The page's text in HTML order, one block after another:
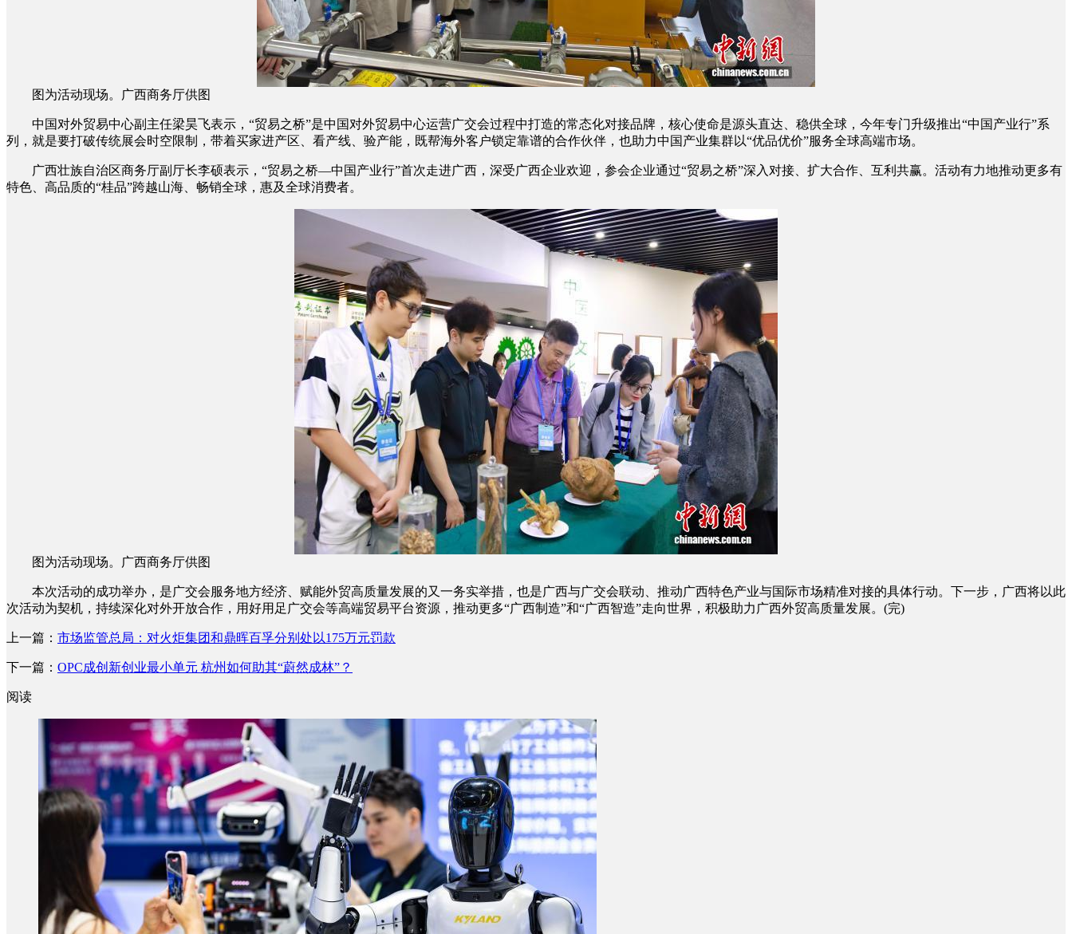
图为活动现场。广西商务厅供图
中国对外贸易中心副主任梁昊飞表示，“贸易之桥”是中国对外贸易中心运营广交会过程中打造的常态化对接品牌，核心使命是源头直达、稳供全球，今年专门升级推出“中国产业行”系
列，就是要打破传统展会时空限制，带着买家进产区、看产线、验产能，既帮海外客户锁定靠谱的合作伙伴，也助力中国产业集群以“优品优价”服务全球高端市场。
广西壮族自治区商务厅副厅长李硕表示，“贸易之桥—中国产业行”首次走进广西，深受广西企业欢迎，参会企业通过“贸易之桥”深入对接、扩大合作、互利共赢。活动有力地推动更多有
特色、高品质的“桂品”跨越山海、畅销全球，惠及全球消费者。
图为活动现场。广西商务厅供图
本次活动的成功举办，是广交会服务地方经济、赋能外贸高质量发展的又一务实举措，也是广西与广交会联动、推动广西特色产业与国际市场精准对接的具体行动。下一步，广西将以此
次活动为契机，持续深化对外开放合作，用好用足广交会等高端贸易平台资源，推动更多“广西制造”和“广西智造”走向世界，积极助力广西外贸高质量发展。(完)
上一篇： 市场监管总局：对火炬集团和鼎晖百孚分别处以175万元罚款
下一篇： OPC成创新创业最小单元 杭州如何助其“蔚然成林”？
阅读